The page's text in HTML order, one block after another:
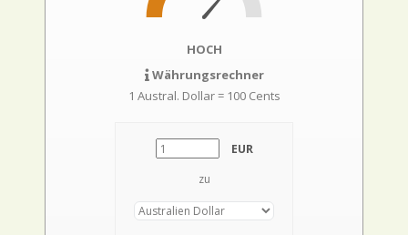
HOCH
Währungsrechner
1 Austral. Dollar = 100 Cents
EUR
zu